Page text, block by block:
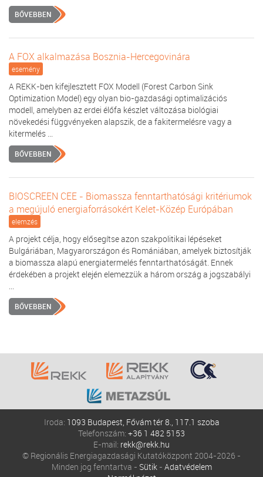
BŐVEBBEN
A FOX alkalmazása Bosznia-Hercegovinára
esemény
A REKK-ben kifejlesztett FOX Modell (Forest Carbon Sink
Optimization Model) egy olyan bio-gazdasági optimalizációs
modell, amelyben az erdei élőfa készlet változása biológiai
növekedési függvényeken alapszik, de a fakitermelésre vagy a
kitermelés ...
BŐVEBBEN
BIOSCREEN CEE - Biomassza fenntarthatósági kritériumok
a megújuló energiaforrásokért Kelet-Közép Európában
elemzés
A projekt célja, hogy elősegítse azon szakpolitikai lépéseket
Bulgáriában, Magyarországon és Romániában, amelyek biztosítják
a biomassza alapú energiatermelés fenntarthatóságát. Ennek
érdekében a projekt elején elemezzük a három ország a jogszabályi
...
BŐVEBBEN
Iroda: 1093 Budapest, Fővám tér 8., 117.1 szoba
Telefonszám: +36 1 482 5153
E-mail: rekk@rekk.hu
© Regionális Energiagazdasági Kutatóközpont 2004-2026 -
Minden jog fenntartva - Sütik- Adatvédelem